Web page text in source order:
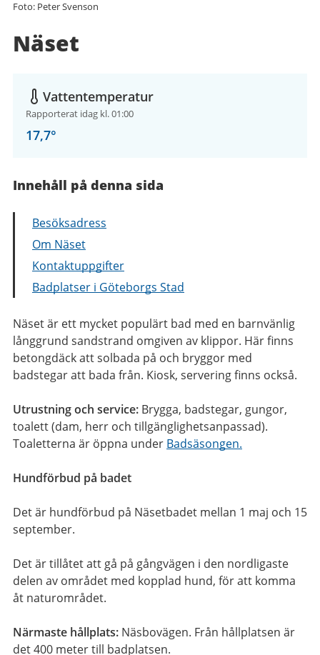
Foto: Peter Svenson
Näset
Vattentemperatur
Rapporterat idag kl. 01:00
17,7°
Innehåll på denna sida
Besöksadress
Om Näset
Kontaktuppgifter
Badplatser i Göteborgs Stad
Näset är ett mycket populärt bad med en barnvänlig
långgrund sandstrand omgiven av klippor. Här finns
betongdäck att solbada på och bryggor med
badstegar att bada från. Kiosk, servering finns också.
Utrustning och service: Brygga, badstegar, gungor,
toalett (dam, herr och tillgänglighetsanpassad).
Toaletterna är öppna under Badsäsongen.
Hundförbud på badet
Det är hundförbud på Näsetbadet mellan 1 maj och 15
september.
Det är tillåtet att gå på gångvägen i den nordligaste
delen av området med kopplad hund, för att komma
åt naturområdet.
Närmaste hållplats: Näsbovägen. Från hållplatsen är
det 400 meter till badplatsen.